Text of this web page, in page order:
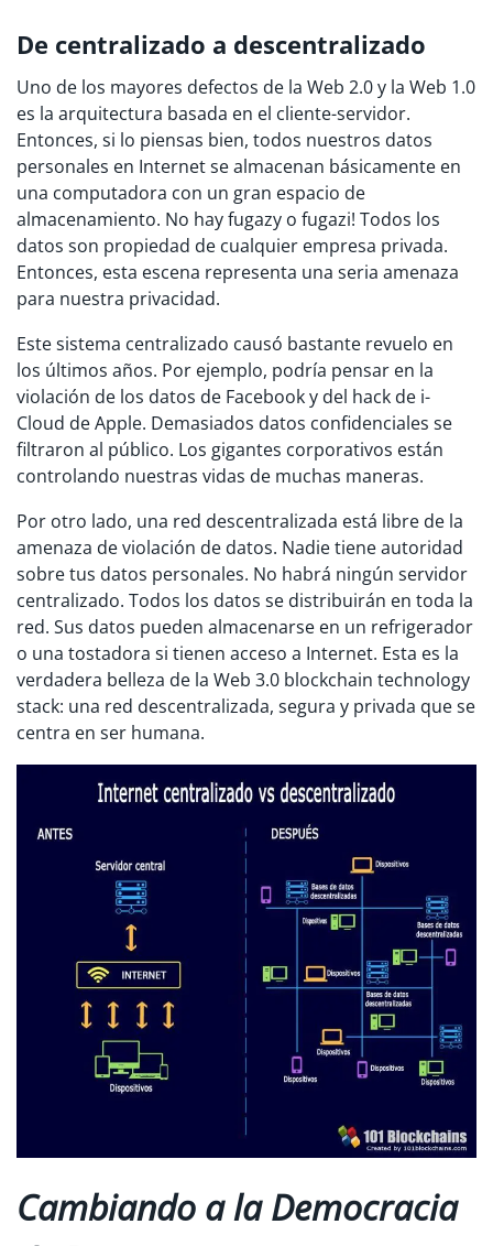
De centralizado a descentralizado
Uno de los mayores defectos de la Web 2.0 y la Web 1.0
es la arquitectura basada en el cliente-servidor.
Entonces, si lo piensas bien, todos nuestros datos
personales en Internet se almacenan básicamente en
una computadora con un gran espacio de
almacenamiento. No hay fugazy o fugazi! Todos los
datos son propiedad de cualquier empresa privada.
Entonces, esta escena representa una seria amenaza
para nuestra privacidad.
Este sistema centralizado causó bastante revuelo en
los últimos años. Por ejemplo, podría pensar en la
violación de los datos de Facebook y del hack de i-
Cloud de Apple. Demasiados datos confidenciales se
filtraron al público. Los gigantes corporativos están
controlando nuestras vidas de muchas maneras.
Por otro lado, una red descentralizada está libre de la
amenaza de violación de datos. Nadie tiene autoridad
sobre tus datos personales. No habrá ningún servidor
centralizado. Todos los datos se distribuirán en toda la
red. Sus datos pueden almacenarse en un refrigerador
o una tostadora si tienen acceso a Internet. Esta es la
verdadera belleza de la Web 3.0 blockchain technology
stack: una red descentralizada, segura y privada que se
centra en ser humana.
Cambiando a la Democracia